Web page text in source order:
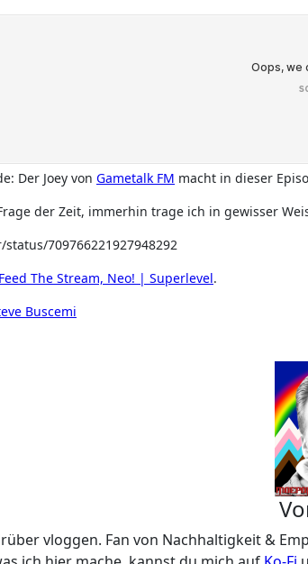
Der Joey von Gametalk FM macht in dieser
der Zeit, immerhin trage ich in gewisser
709766221927948292
The Stream, Neo! | Superlevel.
Buscemi
vloggen. Fan von Nachhaltigkeit &